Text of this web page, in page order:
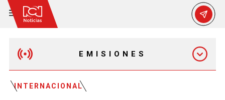
EMISIONES
INTERNACIONAL